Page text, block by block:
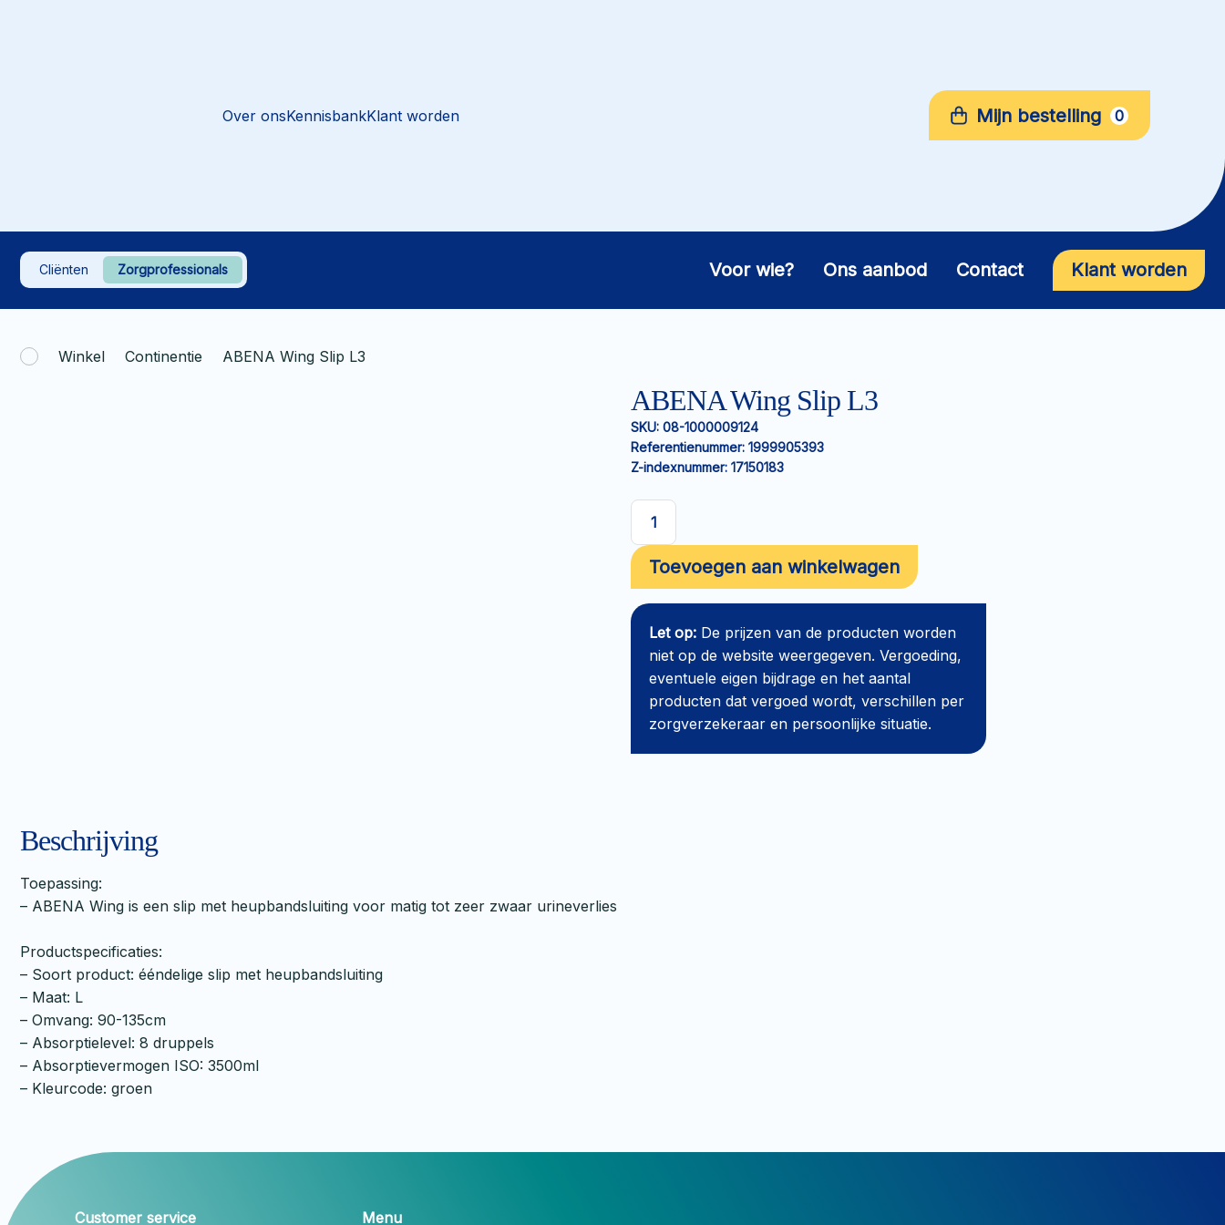
Over onsKennisbankKlant worden Mijn bestelling 0
Cliënten Zorgprofessionals Voor wie? Ons aanbod Contact Klant worden
Winkel Continentie ABENA Wing Slip L3
ABENA Wing Slip L3
SKU: 08-1000009124
Referentienummer: 1999905393
Z-indexnummer: 17150183
ABENA
Wing
Slip
L3
aantal
Toevoegen aan winkelwagen
Let op: De prijzen van de producten worden
niet op de website weergegeven. Vergoeding,
eventuele eigen bijdrage en het aantal
producten dat vergoed wordt, verschillen per
zorgverzekeraar en persoonlijke situatie.
Beschrijving
Toepassing:
– ABENA Wing is een slip met heupbandsluiting voor matig tot zeer zwaar urineverlies
Productspecificaties:
– Soort product: ééndelige slip met heupbandsluiting
– Maat: L
– Omvang: 90-135cm
– Absorptielevel: 8 druppels
– Absorptievermogen ISO: 3500ml
– Kleurcode: groen
Customer service Menu